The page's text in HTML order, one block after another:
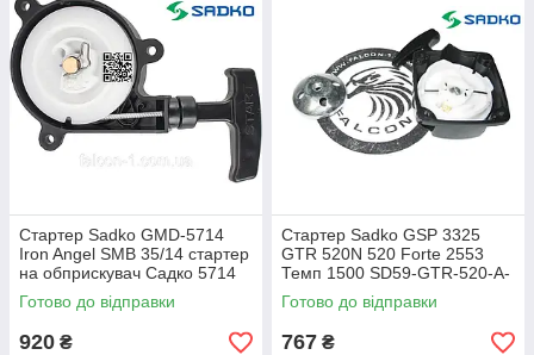
Стартер Sadko GMD-5714
Iron Angel SMB 35/14 стартер
на обприскувач Садко 5714
Готово до відправки
920 ₴
Стартер Sadko GSP 3325
GTR 520N 520 Forte 2553
Темп 1500 SD59-GTR-520-A-
5-7 + обойма "храповик" для
бензокосами
Готово до відправки
767 ₴